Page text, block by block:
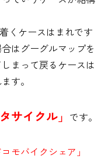
くケースはまれです
はグーグルマップを
まって戻るケースは
す。
サイクル」 です。
コモバイクシェア」